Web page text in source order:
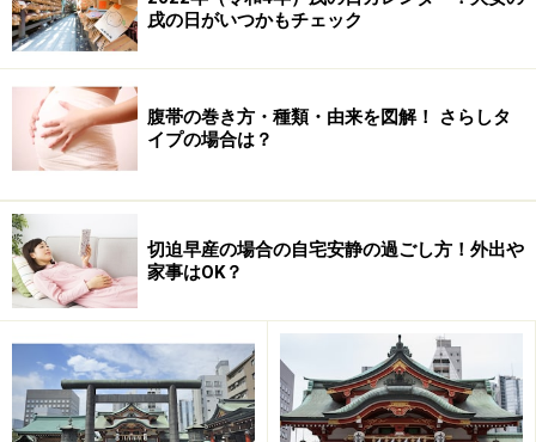
戌の日がいつかもチェック
腹帯の巻き方・種類・由来を図解！ さらしタ
イプの場合は？
切迫早産の場合の自宅安静の過ごし方！外出や
家事はOK？